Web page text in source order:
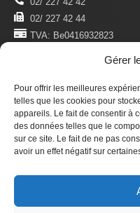
Gérer
Pour offrir les meilleures
telles que les cookies pour
appareils. Le fait de consentir à
des données telles que le
sur ce site. Le fait de ne pas
avoir un effet négatif sur
02/ 227 42 44
TVA: Be0416932823
MENTIONS
Politique De Confidentialité
Conditions D'utilisation
S'ABONNER
Newsletter